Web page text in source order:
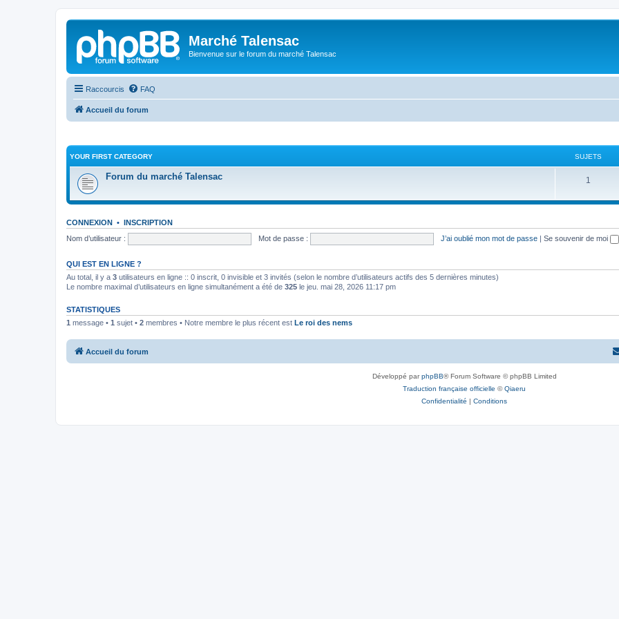
Marché Talensac
Bienvenue sur le forum du marché Talensac
Raccourcis FAQ
Accueil du forum
YOUR FIRST CATEGORY SUJETS
Forum du marché Talensac 1
CONNEXION • INSCRIPTION
Nom d’utilisateur :
Mot de passe : J’ai oublié mon mot de passe | Se souvenir de moi
QUI EST EN LIGNE ?
Au total, il y a 3 utilisateurs en ligne :: 0 inscrit, 0 invisible et 3 invités (selon le nombre d’utilisateurs actifs des 5 dernières minutes)
Le nombre maximal d’utilisateurs en ligne simultanément a été de 325 le jeu. mai 28, 2026 11:17 pm
STATISTIQUES
1 message • 1 sujet • 2 membres • Notre membre le plus récent est Le roi des nems
Accueil du forum
Développé parphpBB® Forum Software © phpBB Limited
Traduction française officielle ©Qiaeru
Confidentialité | Conditions